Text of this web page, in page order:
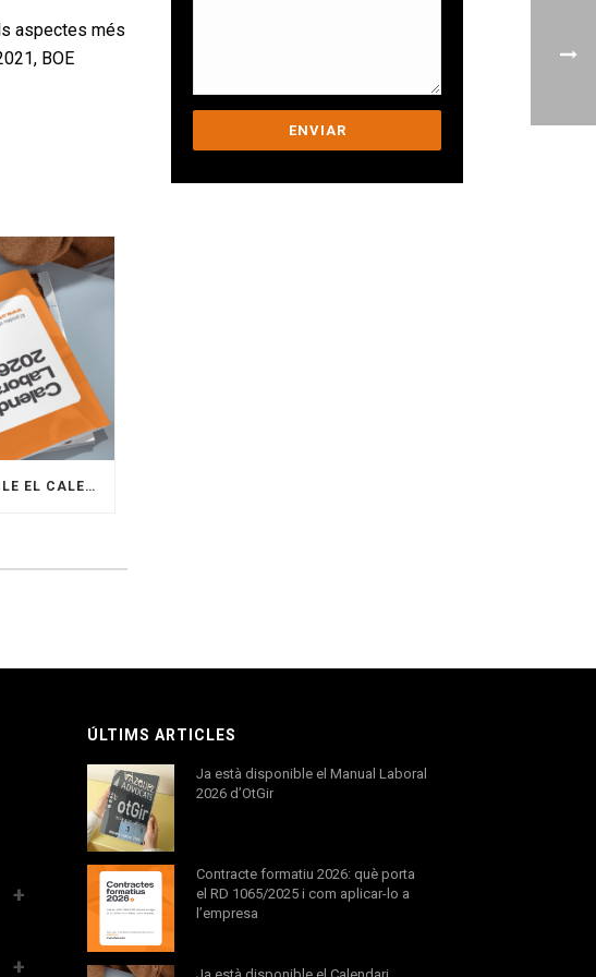
aspectes més
BOE
JA ESTÀ DISPONIBLE EL CALENDARI LABORAL 2026
ÚLTIMS ARTICLES
Ja està disponible el Manual Laboral
2026 d’OtGir
Contracte formatiu 2026: què porta
el RD 1065/2025 i com aplicar-lo a
l’empresa